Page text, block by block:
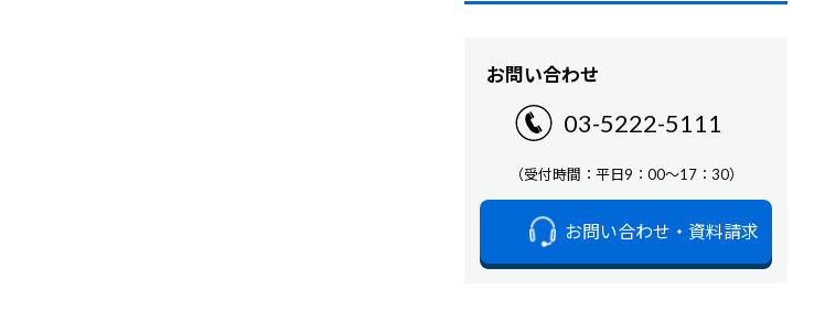
お問い合わせ
03-5222-5111
（受付時間：平日9：00～17：30）
お問い合わせ・資料請求